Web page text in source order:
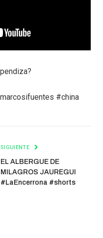
#china
SIGUIENTE
EL ALBERGUE DE
MILAGROS JAUREGUI
#LaEncerrona #shorts